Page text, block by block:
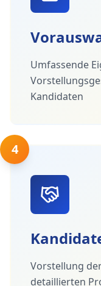
Umfassende
Kandidaten
4
Vorstellung
detaillierten